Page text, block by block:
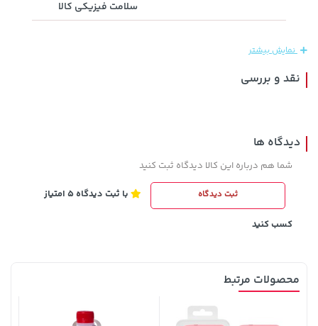
2,679,000 تومان
خرید
108,000 تومان
خرید
1,109,000 تومان خرید
سلامت فیزیکی کالا
نمایش بیشتر
نقد و بررسی
دیدگاه ها
شما هم درباره این کالا دیدگاه ثبت کنید
ثبت دیدگاه با ثبت دیدگاه 5 امتیاز
کسب کنید
محصولات مرتبط